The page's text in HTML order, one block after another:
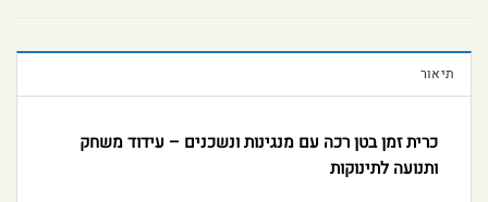
תיאור
כרית זמן בטן רכה עם מנגינות ונשכנים – עידוד משחק
ותנועה לתינוקות